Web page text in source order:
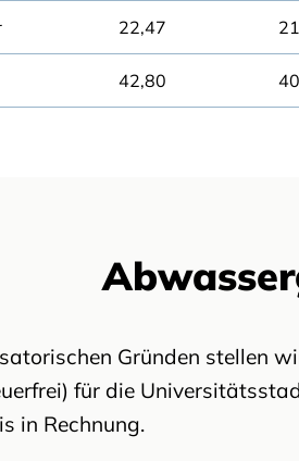
22,47
42,80
Gründen stellen
für die
in Rechnung.